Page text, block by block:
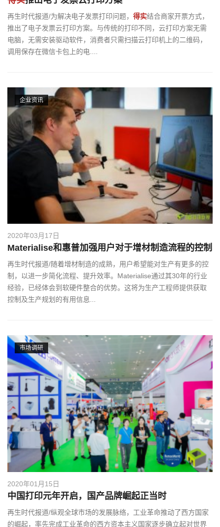
再生时代报道/为解决电子发票打印问题， 得实结合商家开票方式，
推出了电子发票云打印方案。与传统的打印不同，云打印方案无需
电脑，无需安装驱动软件，消费者只需扫描云打印机上的二维码，
调用保存在微信卡包上的电....
企业资讯
2020年03月17日
Materialise和惠普加强用户对于增材制造流程的控制
再生时代报道/随着增材制造的成熟，用户希望能对生产有更多的控
制，以进一步简化流程、提升效率。Materialise通过其30年的行业
经验，已经体会到软硬件整合的优势。这将为生产工程师提供获取
控制及生产规划的有用信息...
市场调研
2020年01月15日
中国打印元年开启，国产品牌崛起正当时
再生时代报道/纵观全球市场的发展脉络，工业革命推动了西方国家
的崛起，率先完成工业革命的西方资本主义国家逐步确立起对世界